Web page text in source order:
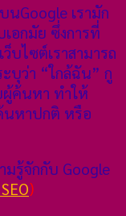
Google เรามัก
อกมัย ซึ่งการที่
บไซต์เราสามารถ
บุว่า “ใกล้ฉัน” กู
ผู้ค้นหา ทำให้
นหาปกติ หรือ
รู้จักกับ Google
)